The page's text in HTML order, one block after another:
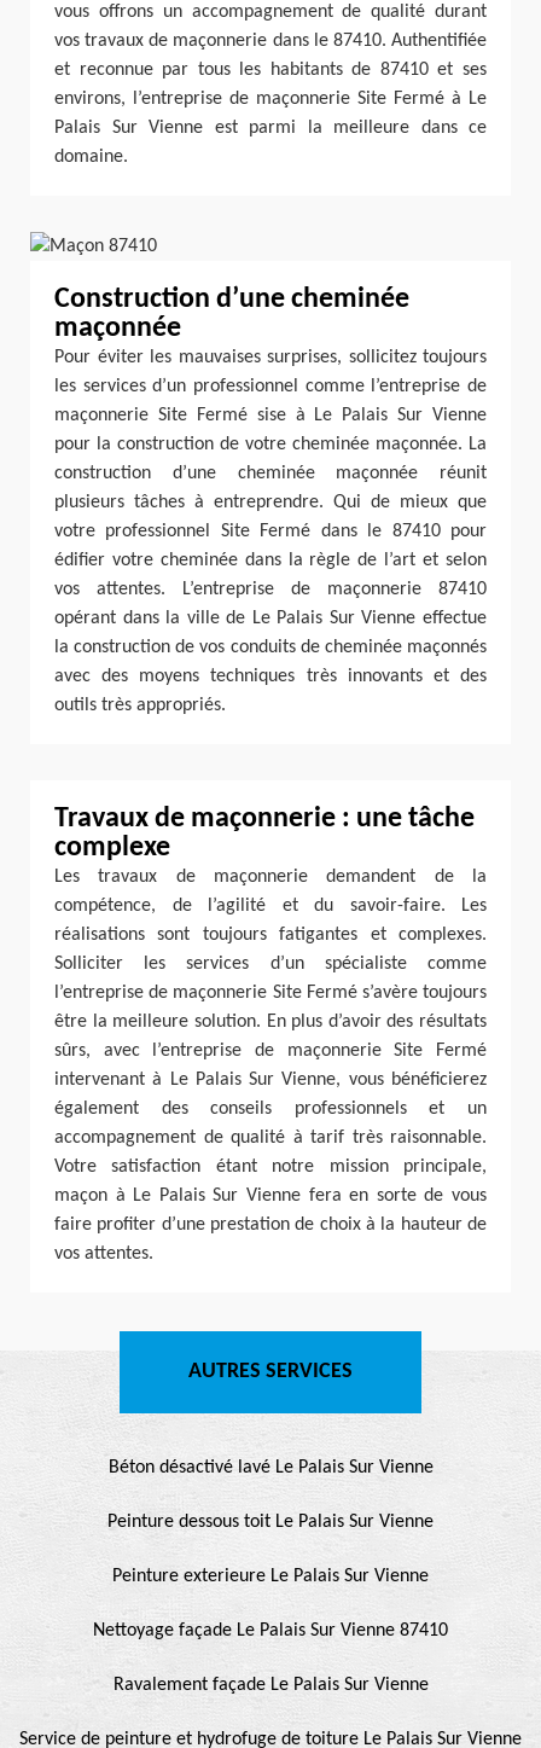
vous offrons un accompagnement de qualité durant
vos travaux de maçonnerie dans le 87410. Authentifiée
et reconnue par tous les habitants de 87410 et ses
environs, l’entreprise de maçonnerie Site Fermé à Le
Palais Sur Vienne est parmi la meilleure dans ce
domaine.
Construction d’une cheminée
maçonnée
Pour éviter les mauvaises surprises, sollicitez toujours
les services d’un professionnel comme l’entreprise de
maçonnerie Site Fermé sise à Le Palais Sur Vienne
pour la construction de votre cheminée maçonnée. La
construction d’une cheminée maçonnée réunit
plusieurs tâches à entreprendre. Qui de mieux que
votre professionnel Site Fermé dans le 87410 pour
édifier votre cheminée dans la règle de l’art et selon
vos attentes. L’entreprise de maçonnerie 87410
opérant dans la ville de Le Palais Sur Vienne effectue
la construction de vos conduits de cheminée maçonnés
avec des moyens techniques très innovants et des
outils très appropriés.
Travaux de maçonnerie : une tâche
complexe
Les travaux de maçonnerie demandent de la
compétence, de l’agilité et du savoir-faire. Les
réalisations sont toujours fatigantes et complexes.
Solliciter les services d’un spécialiste comme
l’entreprise de maçonnerie Site Fermé s’avère toujours
être la meilleure solution. En plus d’avoir des résultats
sûrs, avec l’entreprise de maçonnerie Site Fermé
intervenant à Le Palais Sur Vienne, vous bénéficierez
également des conseils professionnels et un
accompagnement de qualité à tarif très raisonnable.
Votre satisfaction étant notre mission principale,
maçon à Le Palais Sur Vienne fera en sorte de vous
faire profiter d’une prestation de choix à la hauteur de
vos attentes.
AUTRES SERVICES
Béton désactivé lavé Le Palais Sur Vienne
Peinture dessous toit Le Palais Sur Vienne
Peinture exterieure Le Palais Sur Vienne
Nettoyage façade Le Palais Sur Vienne 87410
Ravalement façade Le Palais Sur Vienne
Service de peinture et hydrofuge de toiture Le Palais Sur Vienne